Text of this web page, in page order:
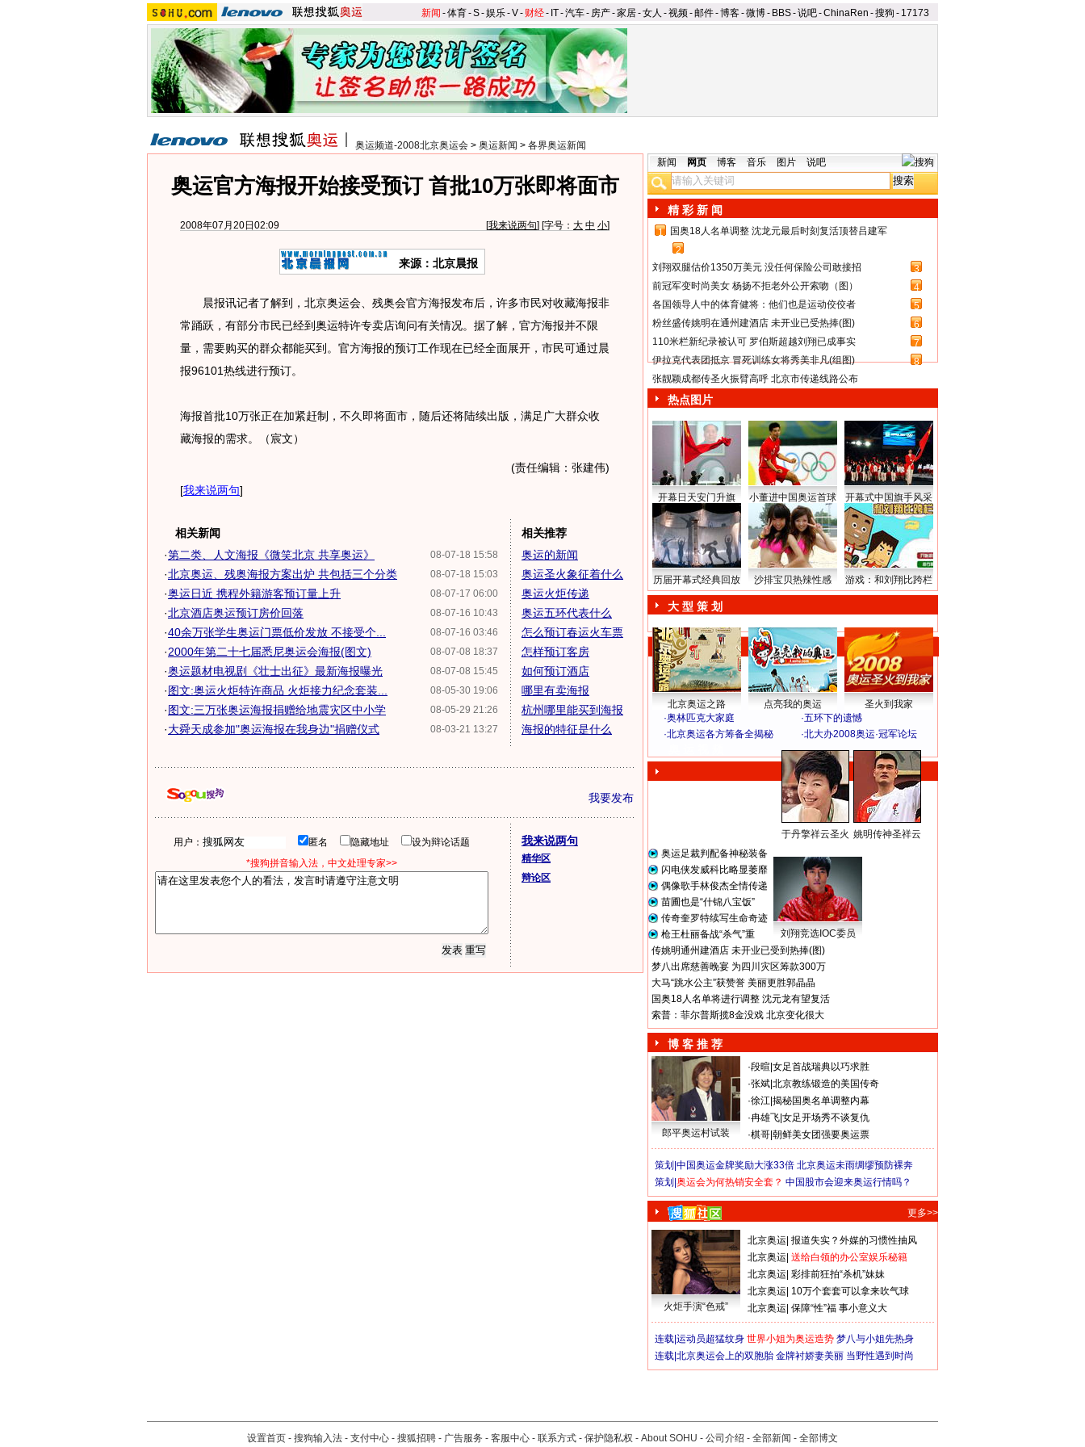
新闻 -体育-S-娱乐-V- 财经- IT-汽车- 房产-家居-女人 -视频-邮件-博客-微博- BBS-说吧-ChinaRen -搜狗 - 17173
奥运频道-2008北京奥运会 > 奥运新闻 > 各界奥运新闻
奥运官方海报开始接受预订 首批10万张即将面市
2008年07月20日02:09 [我来说两句] [字号： 大 中 小]
来源：北京晨报
晨报讯记者了解到，北京奥运会、残奥会官方海报发布后，许多市民对收藏海报非
常踊跃，有部分市民已经到奥运特许专卖店询问有关情况。据了解，官方海报并不限
量，需要购买的群众都能买到。官方海报的预订工作现在已经全面展开，市民可通过晨
报96101热线进行预订。
海报首批10万张正在加紧赶制，不久即将面市，随后还将陆续出版，满足广大群众收
藏海报的需求。（宸文）
(责任编辑：张建伟)
[我来说两句]
相关新闻
08-07-18 15:58
·第二类、人文海报《微笑北京 共享奥运》
08-07-18 15:03
·北京奥运、残奥海报方案出炉 共包括三个分类
08-07-17 06:00
·奥运日近 携程外籍游客预订量上升
08-07-16 10:43
·北京酒店奥运预订房价回落
08-07-16 03:46
·40余万张学生奥运门票低价发放 不接受个...
08-07-08 18:37
·2000年第二十七届悉尼奥运会海报(图文)
08-07-08 15:45
·奥运题材电视剧《壮士出征》最新海报曝光
08-05-30 19:06
·图文:奥运火炬特许商品 火炬接力纪念套装...
08-05-29 21:26
·图文:三万张奥运海报捐赠给地震灾区中小学
08-03-21 13:27
·大舜天成参加"奥运海报在我身边"捐赠仪式
相关推荐
奥运的新闻
奥运圣火象征着什么
奥运火炬传递
奥运五环代表什么
怎么预订春运火车票
怎样预订客房
如何预订酒店
哪里有卖海报
杭州哪里能买到海报
海报的特征是什么
我要发布
用户： 匿名 隐藏地址
设为辩论话题
*搜狗拼音输入法，中文处理专家>>
我来说两句
精华区
辩论区
新闻 网页 博客 音乐 图片 说吧
精 彩 新 闻
1
国奥18人名单调整 沈龙元最后时刻复活顶替吕建军
2
刘翔双腿估价1350万美元 没任何保险公司敢接招
3
前冠军变时尚美女 杨扬不拒老外公开索吻（图）
4
各国领导人中的体育健将：他们也是运动佼佼者
5
粉丝盛传姚明在通州建酒店 未开业已受热捧(图)
6
110米栏新纪录被认可 罗伯斯超越刘翔已成事实
7
伊拉克代表团抵京 冒死训练女将秀美非凡(组图)
8
张靓颖成都传圣火振臂高呼 北京市传递线路公布
热点图片
开幕日天安门升旗 小董进中国奥运首球 开幕式中国旗手风采
历届开幕式经典回放 沙排宝贝热辣性感 游戏：和刘翔比跨栏
大 型 策 划
北京奥运之路 点亮我的奥运
圣火到我家
·奥林匹克大家庭 ·五环下的遗憾
·北京奥运各方筹备全揭秘 ·北大办2008奥运·冠军论坛
于丹擎祥云圣火 姚明传神圣祥云
奥运足裁判配备神秘装备
闪电侠发威科比略显萎靡
偶像歌手林俊杰全情传递
苗圃也是“什锦八宝饭”
传奇奎罗特续写生命奇迹
枪王杜丽备战“杀气”重
刘翔竞选IOC委员
传姚明通州建酒店 未开业已受到热捧(图)
梦八出席慈善晚宴 为四川灾区筹款300万
大马“跳水公主”获赞誉 美丽更胜郭晶晶
国奥18人名单将进行调整 沈元龙有望复活
索普：菲尔普斯揽8金没戏 北京变化很大
博 客 推 荐
郎平奥运村试装
·段暄 女足首战瑞典以巧求胜
·张斌 北京教练锻造的美国传奇
·徐江 揭秘国奥名单调整内幕
·冉雄飞 女足开场秀不谈复仇
·棋哥 朝鲜美女团强要奥运票
策划| 中国奥运金牌奖励大涨33倍 北京奥运未雨绸缪预防裸奔
策划| 奥运会为何热销安全套？ 中国股市会迎来奥运行情吗？
更多>>
火炬手演“色戒”
北京奥运 报道失实？外媒的习惯性抽风
北京奥运 送给白领的办公室娱乐秘籍
北京奥运 彩排前狂拍“杀机”妹妹
北京奥运 10万个套套可以拿来吹气球
北京奥运 保障“性”福 事小意义大
连载| 运动员超猛纹身 世界小姐为奥运造势 梦八与小姐先热身
连载| 北京奥运会上的双胞胎 金牌衬娇妻美丽 当野性遇到时尚
设置首页 - 搜狗输入法 - 支付中心 - 搜狐招聘 - 广告服务 - 客服中心 - 联系方式 - 保护隐私权 - About SOHU - 公司介绍 - 全部新闻 - 全部博文